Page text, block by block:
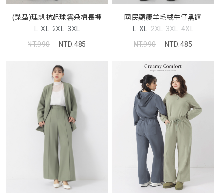
(梨型)理想抗起球雲朵棉長褲
L XL 2XL 3XL
NT.990
NTD.485
國民顯瘦羊毛絨牛仔黑褲
L XL 2XL 3XL 4XL
NT.990
NTD.485